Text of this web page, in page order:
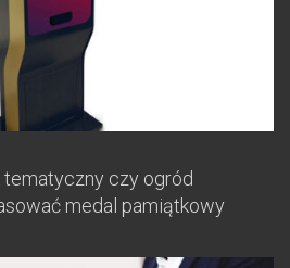
tematyczny czy ogród
medal pamiątkowy